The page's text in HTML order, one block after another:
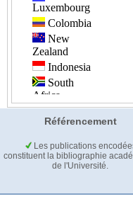
Référencement
Les publications
constituent la bibliographie
de l'Université.